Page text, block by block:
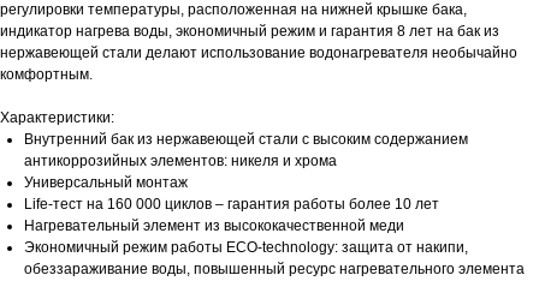
регулировки температуры, расположенная на нижней крышке бака,
индикатор нагрева воды, экономичный режим и гарантия 8 лет на бак из
нержавеющей стали делают использование водонагревателя необычайно
комфортным.
Характеристики:
Внутренний бак из нержавеющей стали с высоким содержанием
антикоррозийных элементов: никеля и хрома
Универсальный монтаж
Life-тест на 160 000 циклов – гарантия работы более 10 лет
Нагревательный элемент из высококачественной меди
Экономичный режим работы ECO-technology: защита от накипи,
обеззараживание воды, повышенный ресурс нагревательного элемента